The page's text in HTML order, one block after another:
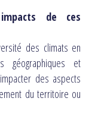
de ces
des climats en
géographiques et
des aspects
du territoire ou